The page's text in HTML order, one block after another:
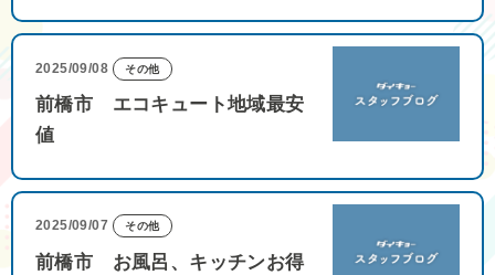
2025/09/08 その他
前橋市 エコキュート地域最安
値
2025/09/07 その他
前橋市 お風呂、キッチンお得